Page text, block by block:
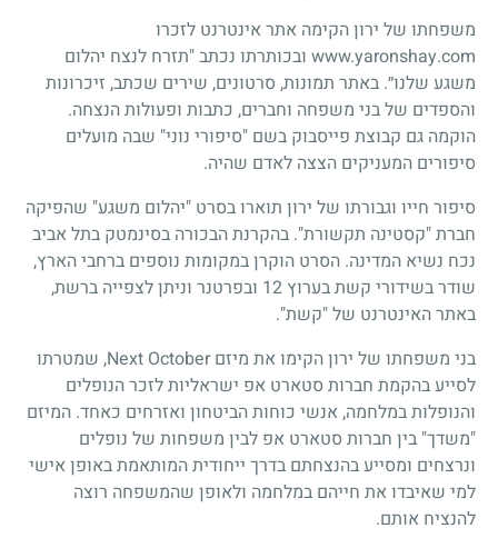
משפחתו של ירון הקימה אתר אינטרנט לזכרו
www.yaronshay.com ובכותרתו נכתב "תזרח לנצח יהלום
משגע שלנו״. באתר תמונות, סרטונים, שירים שכתב, זיכרונות
והספדים של בני משפחה וחברים, כתבות ופעולות הנצחה.
הוקמה גם קבוצת פייסבוק בשם "סיפורי נוני" שבה מועלים
סיפורים המעניקים הצצה לאדם שהיה.
סיפור חייו וגבורתו של ירון תוארו בסרט "יהלום משגע" שהפיקה
חברת "קסטינה תקשורת". בהקרנת הבכורה בסינמטק בתל אביב
נכח נשיא המדינה. הסרט הוקרן במקומות נוספים ברחבי הארץ,
שודר בשידורי קשת בערוץ 12 ובפרטנר וניתן לצפייה ברשת,
באתר האינטרנט של "קשת".
בני משפחתו של ירון הקימו את מיזם Next October, שמטרתו
לסייע בהקמת חברות סטארט אפ ישראליות לזכר הנופלים
והנופלות במלחמה, אנשי כוחות הביטחון ואזרחים כאחד. המיזם
"משדך" בין חברות סטארט אפ לבין משפחות של נופלים
ונרצחים ומסייע בהנצחתם בדרך ייחודית המותאמת באופן אישי
למי שאיבדו את חייהם במלחמה ולאופן שהמשפחה רוצה
להנציח אותם.